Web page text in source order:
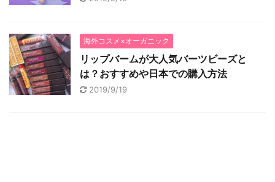
海外コスメ×オーガニック
リップバームが大人気バーツビーズと
は？おすすめや日本での購入方法
2019/9/19